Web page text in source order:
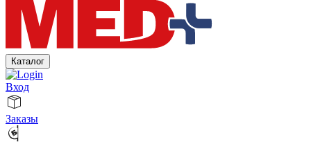
Каталог
Вход
Заказы